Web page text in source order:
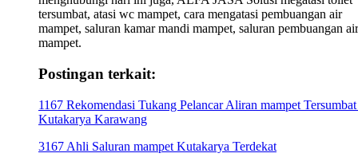
tersumbat, atasi wc mampet, cara mengatasi pembuangan air
mampet, saluran kamar mandi mampet, saluran pembuangan air
mampet.
Postingan terkait:
1167 Rekomendasi Tukang Pelancar Aliran mampet
Kutakarya Karawang
3167 Ahli Saluran mampet Kutakarya Terdekat